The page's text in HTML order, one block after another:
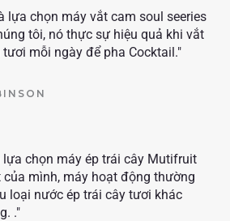
lựa chọn máy vắt cam soul seeries
tôi, nó thực sự hiệu quả khi vắt
mỗi ngày để pha Cocktail."
chọn máy ép trái cây Mutifruit
mình, máy hoạt động thường
loại nước ép trái cây tươi khác
."